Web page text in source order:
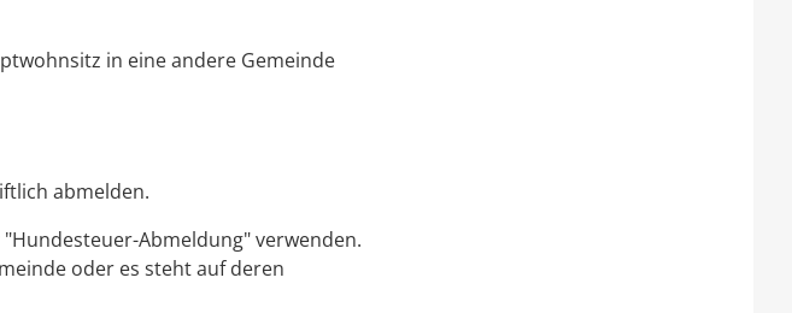
in eine andere Gemeinde
abmelden.
Abmeldung" verwenden.
oder es steht auf deren